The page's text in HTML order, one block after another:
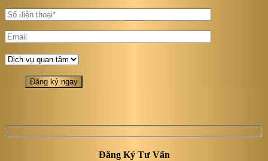
Đăng Ký Tư Vấn